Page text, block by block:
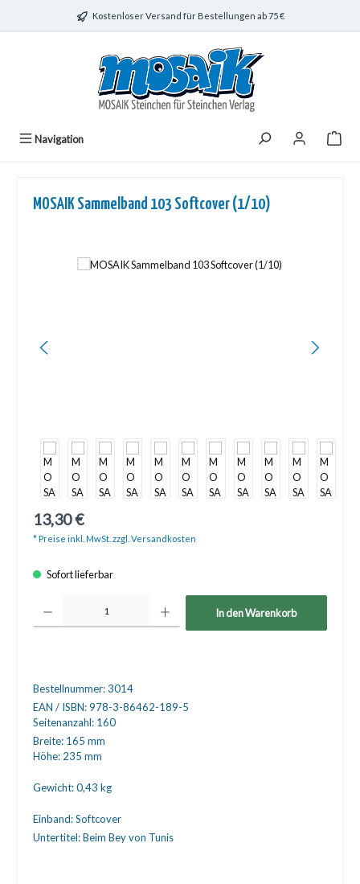
Zum Hauptinhalt springenKostenloser Versand für Bestellungen ab 75 €
Navigation
MOSAIK Sammelband 103 Softcover (1/10)
Bildergalerie überspringen
13,30 €
* Preise inkl. MwSt. zzgl. Versandkosten
Sofort lieferbar
In den Warenkorb
Bestellnummer:3014
EAN / ISBN:978-3-86462-189-5
Seitenanzahl: 160
Breite: 165 mm
Höhe: 235 mm
Gewicht:0,43 kg
Einband:Softcover
Untertitel:Beim Bey von Tunis